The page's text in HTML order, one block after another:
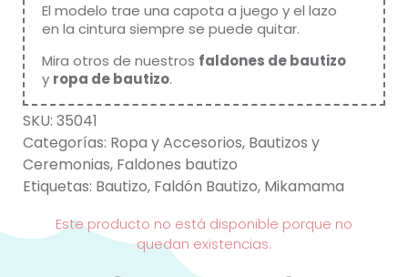
El modelo trae una capota a juego y el lazo
en la cintura siempre se puede quitar.
Mira otros de nuestros faldones de bautizo
y ropa de bautizo.
SKU: 35041
Categorías: Ropa y Accesorios, Bautizos y
Ceremonias, Faldones bautizo
Etiquetas: Bautizo, Faldón Bautizo, Mikamama
Este producto no está disponible porque no
quedan existencias.